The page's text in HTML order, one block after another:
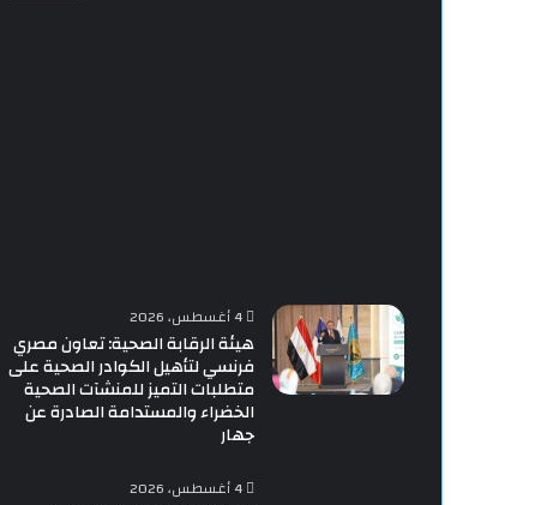
4 أغسطس، 2026
هيئة الرقابة الصحية: تعاون مصري
فرنسي لتأهيل الكوادر الصحية على
متطلبات التميز للمنشآت الصحية
الخضراء والمستدامة الصادرة عن
جهار
4 أغسطس، 2026